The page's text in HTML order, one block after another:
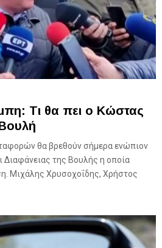
Τι θα πει ο Κώστας
θα βρεθούν σήμερα ενώπιον
της Βουλής η οποία
Μιχάλης Χρυσοχοΐδης, Χρήστος